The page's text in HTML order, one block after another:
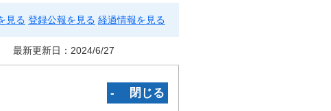
見る 登録公報を見る 経過情報を見る
最新更新日： 2024/6/27
‐ 閉じる